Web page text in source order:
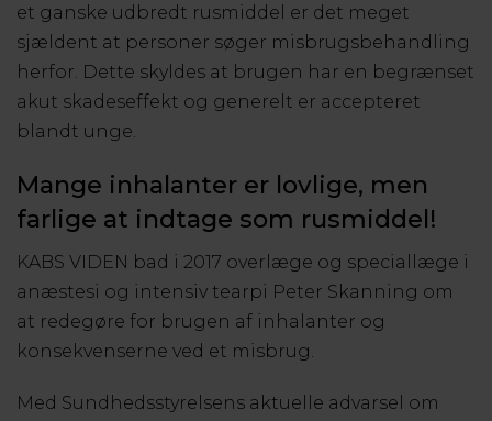
et ganske udbredt rusmiddel er det meget
sjældent at personer søger misbrugsbehandling
herfor. Dette skyldes at brugen har en begrænset
akut skadeseffekt og generelt er accepteret
blandt unge.
Mange inhalanter er lovlige, men
farlige at indtage som rusmiddel!
KABS VIDEN bad i 2017 overlæge og speciallæge i
anæstesi og intensiv tearpi Peter Skanning om
at redegøre for brugen af inhalanter og
konsekvenserne ved et misbrug.
Med Sundhedsstyrelsens aktuelle advarsel om